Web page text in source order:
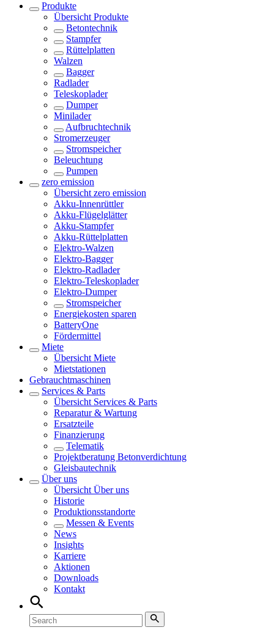
Produkte
Übersicht Produkte
Betontechnik
Stampfer
Rüttelplatten
Walzen
Bagger
Radlader
Teleskoplader
Dumper
Minilader
Aufbruchtechnik
Stromerzeuger
Stromspeicher
Beleuchtung
Pumpen
zero emission
Übersicht zero emission
Akku-Innenrüttler
Akku-Flügelglätter
Akku-Stampfer
Akku-Rüttelplatten
Elektro-Walzen
Elektro-Bagger
Elektro-Radlader
Elektro-Teleskoplader
Elektro-Dumper
Stromspeicher
Energiekosten sparen
BatteryOne
Fördermittel
Miete
Übersicht Miete
Mietstationen
Gebrauchtmaschinen
Services & Parts
Übersicht Services & Parts
Reparatur & Wartung
Ersatzteile
Finanzierung
Telematik
Projektberatung Betonverdichtung
Gleisbautechnik
Über uns
Übersicht Über uns
Historie
Produktionsstandorte
Messen & Events
News
Insights
Karriere
Aktionen
Downloads
Kontakt